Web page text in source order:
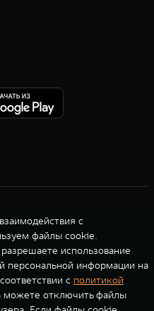
с
файлы cookie.
использование
персональной информации на
с политикой
можете отключить файлы